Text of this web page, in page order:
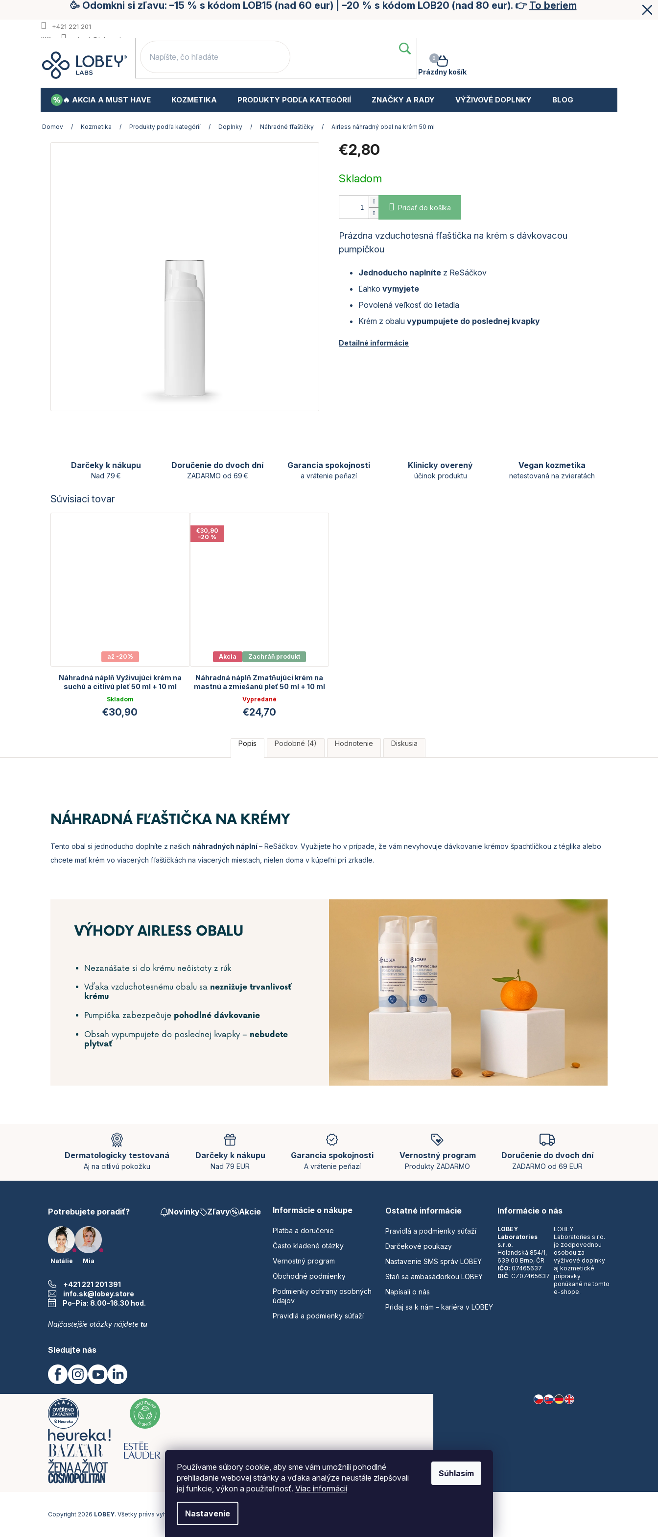
Používame súbory cookie, aby sme vám umožnili pohodlné
prehliadanie webovej stránky a vďaka analýze neustále zlepšovali
jej funkcie, výkon a použiteľnosť. Viac informácií
Nastavenie
Súhlasím
🥳 Odomkni si zľavu: –15 % s kódom LOB15 (nad 60 eur) | –20 % s kódom LOB20 (nad 80 eur). 👉 To beriem
+421 221 201
391
info.sk@lobey.store
NÁKUPNÝ
KOŠÍK
Prázdny košík
🔥 AKCIA A MUST HAVE KOZMETIKA PRODUKTY PODĽA KATEGÓRIÍ ZNAČKY A RADY VÝŽIVOVÉ DOPLNKY BLOG
Domov / Kozmetika / Produkty podľa kategórií / Doplnky / Náhradné fľaštičky / Airless náhradný obal na krém 50 ml
€2,80
cena:
Skladom
Pridať do košíka
Prázdna vzduchotesná fľaštička na krém s dávkovacou
pumpičkou
Jednoducho naplníte z ReSáčkov
Ľahko vymyjete
Povolená veľkosť do lietadla
Krém z obalu vypumpujete do poslednej kvapky
Detailné informácie
Darčeky k nákupu
Nad 79 €
Doručenie do dvoch dní
ZADARMO od 69 €
Garancia spokojnosti
a vrátenie peňazí
Klinicky overený
účinok produktu
Vegan kozmetika
netestovaná na zvieratách
Súvisiaci tovar
až -20%
Náhradná náplň Vyživujúci krém na
suchú a citlivú pleť 50 ml + 10 ml
GRATIS
Skladom
€30,90
Akcia Zachráň produkt
€30,90
–20 %
Náhradná náplň Zmatňujúci krém na
mastnú a zmiešanú pleť 50 ml + 10 ml
GRATIS | Exp. 11/2026
Vypredané
€24,70
Popis Podobné (4) Hodnotenie Diskusia
NÁHRADNÁ FĽAŠTIČKA NA KRÉMY
Tento obal si jednoducho doplníte z našich náhradných náplní– ReSáčkov. Využijete ho v prípade, že vám nevyhovuje dávkovanie krémov špachtličkou z téglika alebo
chcete mať krém vo viacerých fľaštičkách na viacerých miestach, nielen doma v kúpeľni pri zrkadle.
VÝHODY AIRLESS OBALU
Nezanášate si do krému nečistoty z rúk
Vďaka vzduchotesnému obalu sa neznižuje trvanlivosť
krému
Pumpička zabezpečuje pohodlné dávkovanie
Obsah vypumpujete do poslednej kvapky – nebudete
plytvať
i
Dermatologicky testovaná
Aj na citlivú pokožku
Darčeky k nákupu
Nad 79 EUR
Garancia spokojnosti
A vrátenie peňazí
Vernostný program
Produkty ZADARMO
Doručenie do dvoch dní
ZADARMO od 69 EUR
Potrebujete poradiť?
Natálie Mia
+421 221 201 391
info.sk@lobey.store
Po–Pia: 8.00–16.30 hod.
Najčastejšie otázky nájdete tu
Sledujte nás
Novinky Zľavy Akcie Informácie o nákupe
Platba a doručenie
Často kladené otázky
Vernostný program
Obchodné podmienky
Podmienky ochrany osobných
údajov
Pravidlá a podmienky súťaží
Ostatné informácie
Pravidlá a podmienky súťaží
Darčekové poukazy
Nastavenie SMS správ LOBEY
Staň sa ambasádorkou LOBEY
Napísali o nás
Pridaj sa k nám – kariéra v LOBEY
Informácie o nás
LOBEY
Laboratories
s.r.o.
Holandská 854/1,
639 00 Brno, ČR
IČO: 07465637
DIČ: CZ07465637
LOBEY
Laboratories s.r.o.
je zodpovednou
osobou za
výživové doplnky
aj kozmetické
prípravky
ponúkané na tomto
e-shope.
Copyright 2026 LOBEY. Všetky práva vyhradené.